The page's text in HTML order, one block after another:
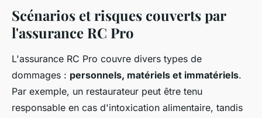
Scénarios et risques couverts par
l'assurance RC Pro
L'assurance RC Pro couvre divers types de
dommages : personnels, matériels et immatériels.
Par exemple, un restaurateur peut être tenu
responsable en cas d'intoxication alimentaire, tandis